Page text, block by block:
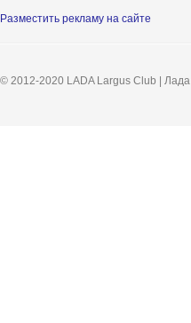
Разместить рекламу на сайте
© 2012-2020 LADA Largus Club |